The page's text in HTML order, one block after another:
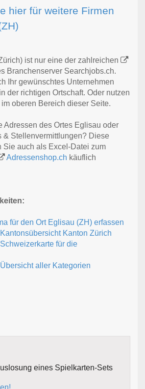
hier für weitere Firmen
ist nur eine der zahlreichen
Branchenserver Searchjobs.ch.
Ihr gewünschtes Unternehmen
der richtigen Ortschaft. Oder nutzen
oberen Bereich dieser Seite.
Adressen des Ortes Eglisau oder
& Stellenvermittlungen? Diese
Sie auch als Excel-Datei zum
Adressenshop.ch käuflich
für den Ort Eglisau (ZH) erfassen
Kanton Zürich
für die
aller Kategorien
eines Spielkarten-Sets